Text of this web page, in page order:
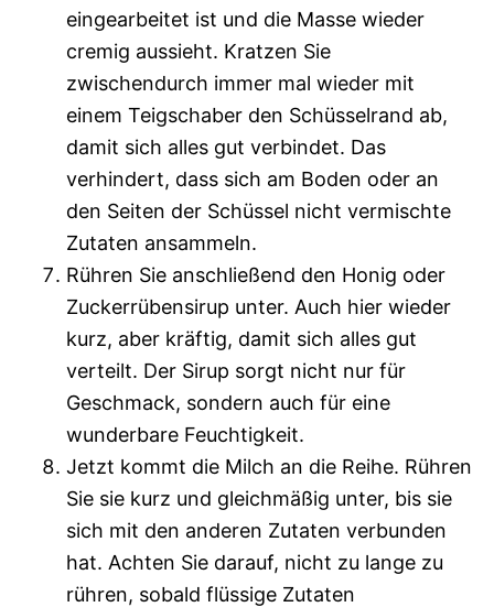
eingearbeitet ist und die Masse wieder
cremig aussieht. Kratzen Sie
zwischendurch immer mal wieder mit
einem Teigschaber den Schüsselrand ab,
damit sich alles gut verbindet. Das
verhindert, dass sich am Boden oder an
den Seiten der Schüssel nicht vermischte
Zutaten ansammeln.
Rühren Sie anschließend den Honig oder
Zuckerrübensirup unter. Auch hier wieder
kurz, aber kräftig, damit sich alles gut
verteilt. Der Sirup sorgt nicht nur für
Geschmack, sondern auch für eine
wunderbare Feuchtigkeit.
Jetzt kommt die Milch an die Reihe. Rühren
Sie sie kurz und gleichmäßig unter, bis sie
sich mit den anderen Zutaten verbunden
hat. Achten Sie darauf, nicht zu lange zu
rühren, sobald flüssige Zutaten